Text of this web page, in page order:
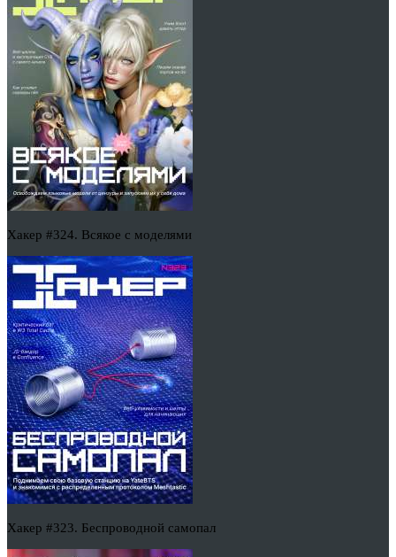
Хакер #324. Всякое с моделями
Хакер #323. Беспроводной самопал